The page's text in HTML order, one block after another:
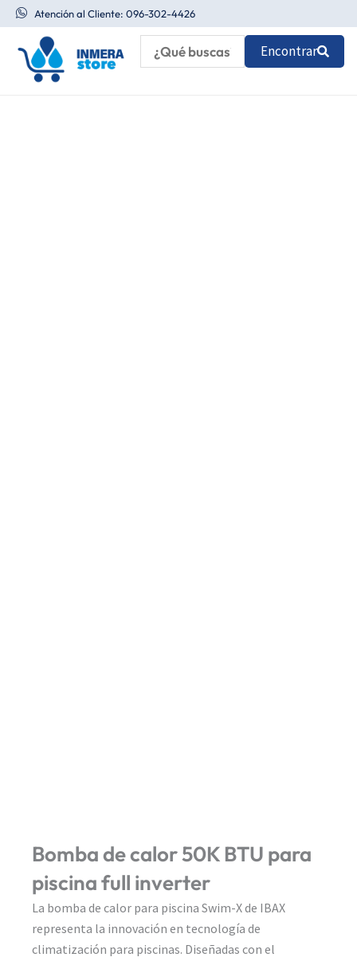
al
contenido
Atención al Cliente: 096-302-4426
Encontrar
Bomba de calor 50K BTU para
piscina full inverter
La bomba de calor para piscina Swim-X de IBAX
representa la innovación en tecnología de
climatización para piscinas. Diseñadas con el